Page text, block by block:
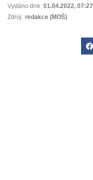
Vydáno dne: 01.04.2022, 07:27
Zdroj: redakce (MOŠ)